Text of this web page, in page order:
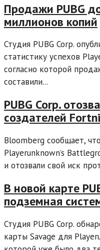
Продажи PUBG
миллионов копий
Студия PUBG Corp.
статистику успехов
согласно которой
составили...
PUBG Corp.
создателей
Bloomberg сообщает,
Playerunknown’s
и отозвали свой иск
В новой карте
подземная
Студия PUBG Corp.
карты Savage для